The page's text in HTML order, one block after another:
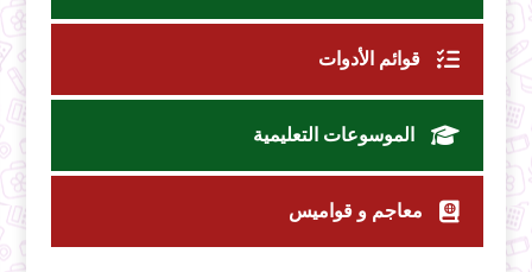
قوائم الأدوات
الموسوعات التعليمية
معاجم و قواميس